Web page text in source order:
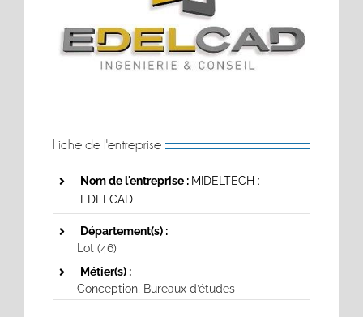
Fiche de l'entreprise
Nom de l'entreprise : MIDELTECH :
EDELCAD
Département(s) :
Lot (46)
Métier(s) :
Conception, Bureaux d’études